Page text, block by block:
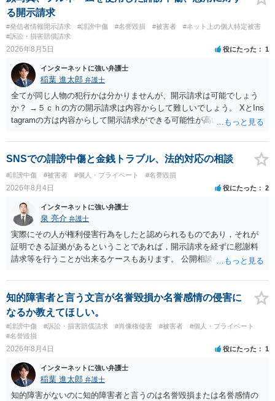
る開示請求
#発信者情報開示請求 #誹謗中傷 #名誉毀損 #被害者
#ネット上の個人特定被害
#訴訟・損害賠償請求
2026年8月5日 役にたった 1
インターネットに強い弁護士
稲葉 進太郎 弁護士
全てが同じ人物の犯行かは分かりませんが、開示請求は可能でしょう
か？ →５ｃｈの方の開示請求は内容からして難しいでしょう。 XとIns
tagramの方は内容からして開示請求ができる可能性が高いでしょう。
いでしょう。７月中にアカウントが削除されている場合、今から進め
ても失敗する可能性が高いように思われます。 相手を特定できた場
合、相手に全ての弁護士費用を負担させることは可能でしょうか？ →
訴訟外の交渉で相手方が認めれば負担させることができるでしょう。
訴訟で判決となった場合は、実際の弁護士費用が認められる場合と認
められない場合があり何ともいえないところでしょう。
SNSでの誹謗中傷と金銭トラブル、法的対応の相談
#誹謗中傷 #被害者 #個人・プライベート #名誉毀損
2026年8月4日 役にたった 2
インターネットに強い弁護士
泉 亮介 弁護士
実際にその人が権利侵害行為をしたと認められるものであり，それが
証明できる証拠があるということであれば，開示請求を経ずに慰謝料
請求等を行うことが出来るケースもあります。 公開相談の場では回答
に個別に相談されると良いでしょう。
知的障害者と言う文言が名誉毀損か名誉感情の侵害に
なるか教えてほしい。
#誹謗中傷 #訴訟・損害賠償請求 #肖像権侵害 #被害者
#個人・プライベート
#名誉毀損
2026年8月4日 役にたった 1
インターネットに強い弁護士
稲葉 進太郎 弁護士
知的障害がないのに知的障害者と言うのは名誉毀損または名誉感情の